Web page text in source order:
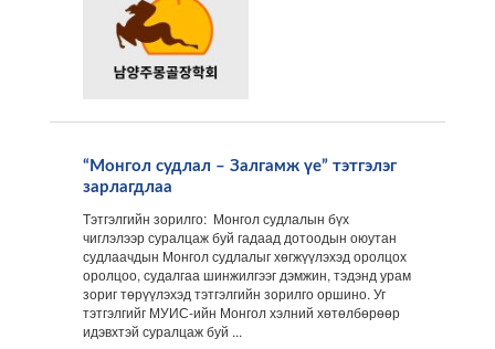
“Монгол судлал – Залгамж үе” тэтгэлэг
зарлагдлаа
Тэтгэлгийн зорилго: Монгол судлалын бүх
чиглэлээр суралцаж буй гадаад дотоодын оюутан
судлаачдын Монгол судлалыг хөгжүүлэхэд оролцох
оролцоо, судалгаа шинжилгээг дэмжин, тэдэнд урам
зориг төрүүлэхэд тэтгэлгийн зорилго оршино. Уг
тэтгэлгийг МУИС-ийн Монгол хэлний хөтөлбөрөөр
идэвхтэй суралцаж буй ...